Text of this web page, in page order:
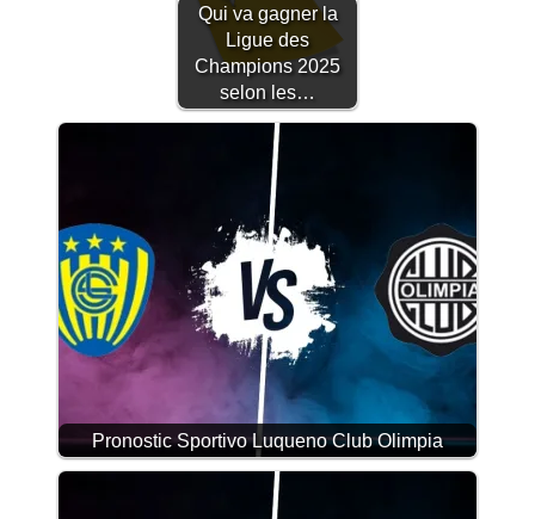
Qui va gagner la
Ligue des
Champions 2025
selon les…
Pronostic Sportivo Luqueno Club Olimpia